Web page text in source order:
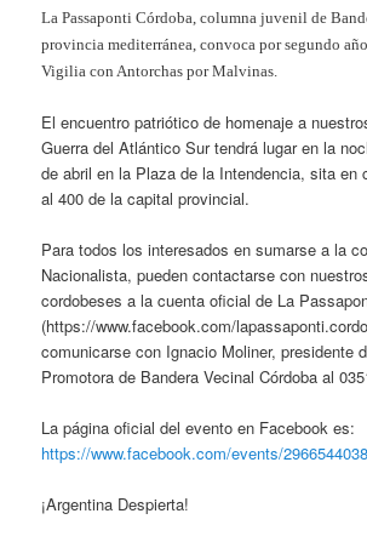
La Passaponti Córdoba, columna juvenil de
provincia mediterránea, convoca por segundo
Vigilia con Antorchas por Malvinas.
El encuentro patriótico de homenaje a
Guerra del Atlántico Sur tendrá lugar en la
de abril en la Plaza de la Intendencia, sita en
al 400 de la capital provincial.
Para todos los interesados en sumarse a la
Nacionalista, pueden contactarse con
cordobeses a la cuenta oficial de La
(https://www.facebook.com/
comunicarse con Ignacio Moliner, presidente
Promotora de Bandera Vecinal Córdoba al
La página oficial del evento en Facebook es:
https://www.facebook.com/events/
¡Argentina Despierta!